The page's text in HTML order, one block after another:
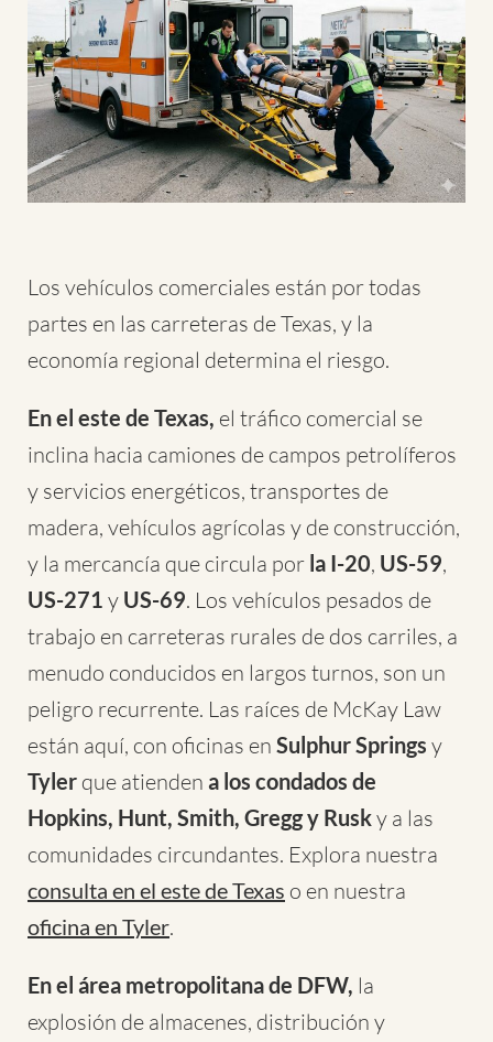
Los vehículos comerciales están por todas
partes en las carreteras de Texas, y la
economía regional determina el riesgo.
En el este de Texas, el tráfico comercial se
inclina hacia camiones de campos petrolíferos
y servicios energéticos, transportes de
madera, vehículos agrícolas y de construcción,
y la mercancía que circula por la I-20, US-59,
US-271 y US-69. Los vehículos pesados de
trabajo en carreteras rurales de dos carriles, a
menudo conducidos en largos turnos, son un
peligro recurrente. Las raíces de McKay Law
están aquí, con oficinas en Sulphur Springs y
Tyler que atienden a los condados de
Hopkins, Hunt, Smith, Gregg y Rusky a las
comunidades circundantes. Explora nuestra
consulta en el este de Texas o en nuestra
oficina en Tyler.
En el área metropolitana de DFW, la
explosión de almacenes, distribución y